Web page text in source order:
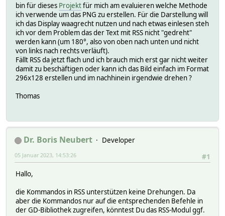
bin für dieses Projektfür mich am evaluieren welche Methode
ich verwende um das PNG zu erstellen. Für die Darstellung will
ich das Display waagrecht nutzen und nach etwas einlesen steh
ich vor dem Problem das der Text mit RSS nicht "gedreht"
werden kann (um 180°, also von oben nach unten und nicht
von links nach rechts verläuft).
Fällt RSS da jetzt flach und ich brauch mich erst gar nicht weiter
damit zu beschäftigen oder kann ich das Bild einfach im Format
296x128 erstellen und im nachhinein irgendwie drehen ?
Thomas
Dr. Boris Neubert
Developer
#1
05 Januar 2023, 14:53:26
Hallo,
die Kommandos in RSS unterstützen keine Drehungen. Da
aber die Kommandos nur auf die entsprechenden Befehle in
der GD-Bibliothek zugreifen, könntest Du das RSS-Modul ggf.